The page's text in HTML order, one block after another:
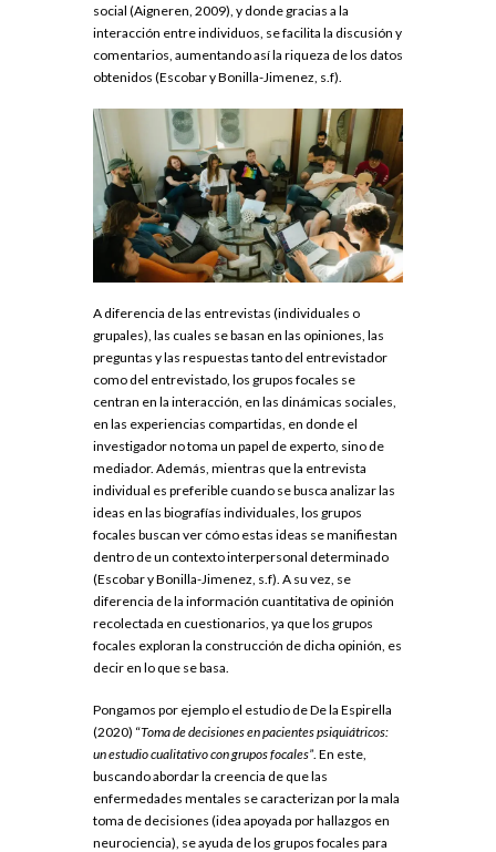
social (Aigneren, 2009), y donde gracias a la
interacción entre individuos, se facilita la discusión y
comentarios, aumentando así la riqueza de los datos
obtenidos (Escobar y Bonilla-Jimenez, s.f).
A diferencia de las entrevistas (individuales o
grupales), las cuales se basan en las opiniones, las
preguntas y las respuestas tanto del entrevistador
como del entrevistado, los grupos focales se
centran en la interacción, en las dinámicas sociales,
en las experiencias compartidas, en donde el
investigador no toma un papel de experto, sino de
mediador. Además, mientras que la entrevista
individual es preferible cuando se busca analizar las
ideas en las biografías individuales, los grupos
focales buscan ver cómo estas ideas se manifiestan
dentro de un contexto interpersonal determinado
(Escobar y Bonilla-Jimenez, s.f). A su vez, se
diferencia de la información cuantitativa de opinión
recolectada en cuestionarios, ya que los grupos
focales exploran la construcción de dicha opinión, es
decir en lo que se basa.
Pongamos por ejemplo el estudio de De la Espirella
(2020) “Toma de decisiones en pacientes psiquiátricos:
un estudio cualitativo con grupos focales” . En este,
buscando abordar la creencia de que las
enfermedades mentales se caracterizan por la mala
toma de decisiones (idea apoyada por hallazgos en
neurociencia), se ayuda de los grupos focales para